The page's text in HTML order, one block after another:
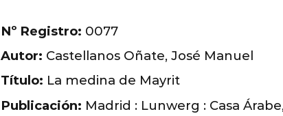
Nº Registro: 0077
Autor: Castellanos Oñate, José Manuel
Título: La medina de Mayrit
Publicación: Madrid : Lunwerg : Casa